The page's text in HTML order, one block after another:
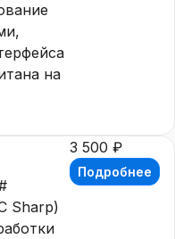
на
Sharp)
3 500 ₽
Подробнее